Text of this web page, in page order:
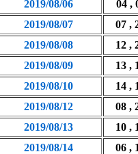
2019/08/06
04 ,
2019/08/07
07 ,
2019/08/08
12 ,
2019/08/09
13 ,
2019/08/10
14 ,
2019/08/12
08 ,
2019/08/13
10 ,
2019/08/14
06 ,